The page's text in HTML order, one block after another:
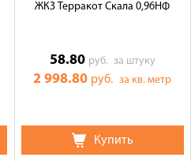
ЖКЗ Терракот Скала 0,96НФ
58.80 руб. за штуку
2 998.80 руб.за кв. метр
Купить